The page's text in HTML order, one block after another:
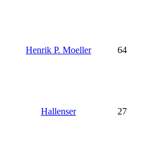
Henrik P. Moeller 64
Hallenser 27